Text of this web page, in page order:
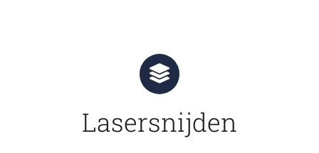
Lasersnijden